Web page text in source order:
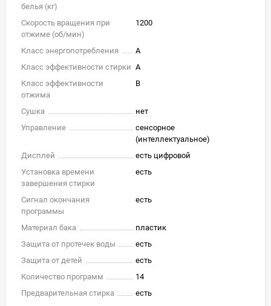
белья (кг)
Скорость вращения при
отжиме (об/мин)
1200
Класс энергопотребления
A
Класс эффективности стирки A
Класс эффективности
отжима
B
Сушка
нет
Управление
сенсорное
(интеллектуальное)
Дисплей
есть цифровой
Установка времени
завершения стирки
есть
Сигнал окончания
программы
есть
Материал бака
пластик
Защита от протечек воды
есть
Защита от детей
есть
Количество программ
14
Предварительная стирка
есть